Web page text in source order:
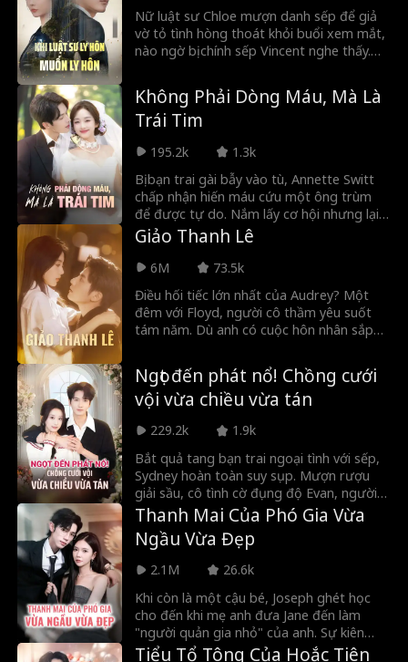
Julian thay lòng đổi dạ. Và rồi Adrian trở
lại. Thấy Sabrina vụn vỡ vì sự phản bội
của Julian, Adrian đã quyết định hành
kín quanh trái tim cô, chứng minh rằng
tình yêu chẳng phải lúc nào cũng cần cất
lời.
Nữ luật sư Chloe mượn danh sếp để giả
vờ tỏ tình hòng thoát khỏi buổi xem mắt,
nào ngờ bị chính sếp Vincent nghe thấy.
nhoáng, đưa cô bước vào hào môn. Từ
vạch rõ ranh giới đến xích lại gần nhau,
qua những màn thả thính táo bạo chốn
vào lưới tình và có được một tình yêu
trọn vẹn, được sủng ái và bảo vệ tuyệt
đối.
Không Phải Dòng Máu, Mà Là
Trái Tim
195.2k
1.3k
Bị bạn trai gài bẫy vào tù, Annette Switt
chấp nhận hiến máu cứu một ông trùm
để được tự do. Nắm lấy cơ hội nhưng lại
phát hiện bị phản bội, cô đau khổ kết hôn
chớp nhoáng với Alexander Fletcher đầy
quyền lực. Khi trả thù hóa thành chân tình,
hạnh phúc bất ngờ.
Giảo Thanh Lê
6M
73.5k
Điều hối tiếc lớn nhất của Audrey? Một
đêm với Floyd, người cô thầm yêu suốt
tám năm. Dù anh có cuộc hôn nhân sắp
cứu giúp cô. Cô nghĩ mình chỉ là cuộc vui
thoáng qua, nhưng anh đã yêu cô say
đắm từ lâu...
Ngọt đến phát nổ! Chồng cưới
vội vừa chiều vừa tán
229.2k
1.9k
Bắt quả tang bạn trai ngoại tình với sếp,
Sydney hoàn toàn suy sụp. Mượn rượu
giải sầu, cô tình cờ đụng độ Evan, người
giàu nhất Riverton, bên ngoài quán bar.
Hai người từng gặp nhau chóng vánh ở
nhà tù sáu tháng trước. Trong phút bốc
đồng, Sydney rủ anh kết hôn chớp
nhoáng và thật bất ngờ, Evan đồng ý. Sau
đám cưới, cuộc đời cô một bước lên mây
khiến gã người yêu cũ phản bội tức điên.
Còn Sydney cũng dần nhận ra người
chồng mới của mình quyền lực hơn cô
Thanh Mai Của Phó Gia Vừa
Ngầu Vừa Đẹp
2.1M
26.6k
Khi còn là một cậu bé, Joseph ghét học
cho đến khi mẹ anh đưa Jane đến làm
"người quản gia nhỏ" của anh. Sự kiên
nhẫn và ấm áp của cô đã thay đổi anh
Tiểu Tổ Tông Của Hoắc Tiên